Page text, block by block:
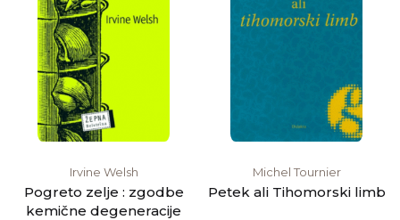
Irvine Welsh
Pogreto zelje : zgodbe
kemične degeneracije
Michel Tournier
Petek ali Tihomorski limb